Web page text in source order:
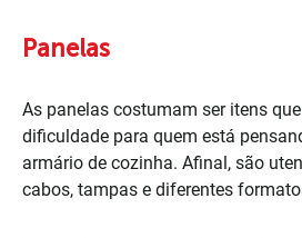
Panelas
As panelas costumam ser itens
dificuldade para quem está
armário de cozinha. Afinal, são
cabos, tampas e diferentes